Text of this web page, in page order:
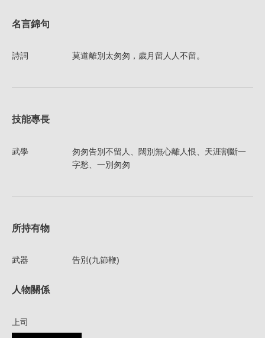
名言錦句
詩詞 莫道離別太匆匆，歲月留人人不留。
技能專長
武學
匆匆告別不留人、闊別無心離人恨、天涯割斷一
字愁、一別匆匆
所持有物
武器 告別(九節鞭)
人物關係
上司